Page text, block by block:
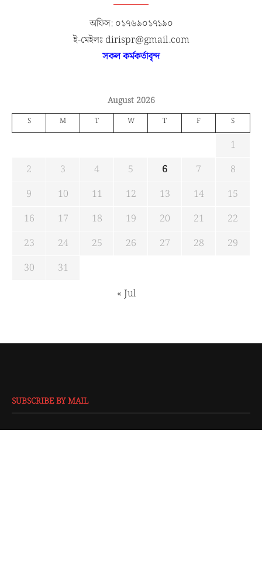
অফিস: ০১৭৬৯০১৭১৯০
ই-মেইলঃ dirispr@gmail.com
সকল কর্মকর্তাবৃন্দ
August 2026
S M T W T F S
1
2
3 4 5 6 7
8
9
10 11 12 13 14
15
16
17 18 19 20 21
22
23
24 25 26 27 28
29
30
31
« Jul
SUBSCRIBE BY MAIL